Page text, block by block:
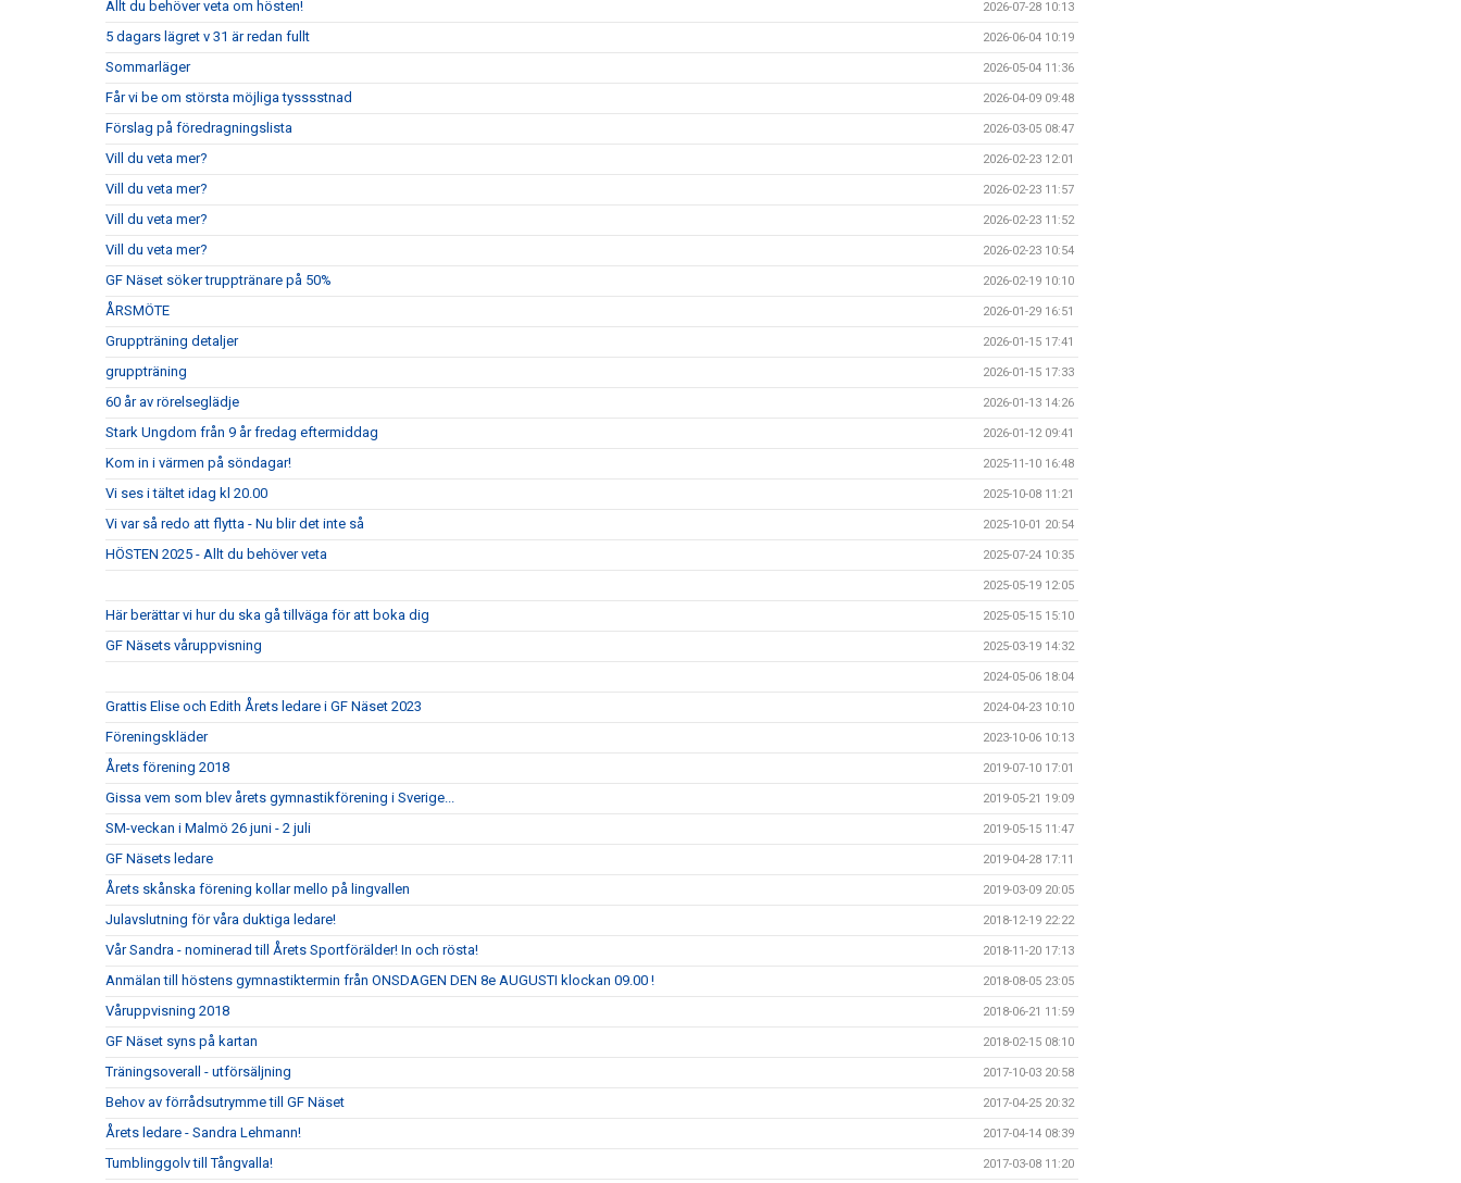
Allt du behöver veta om hösten! 2026-07-28 10:13
5 dagars lägret v 31 är redan fullt 2026-06-04 10:19
Sommarläger 2026-05-04 11:36
Får vi be om största möjliga tysssstnad 2026-04-09 09:48
Förslag på föredragningslista 2026-03-05 08:47
Vill du veta mer? 2026-02-23 12:01
Vill du veta mer? 2026-02-23 11:57
Vill du veta mer? 2026-02-23 11:52
Vill du veta mer? 2026-02-23 10:54
GF Näset söker trupptränare på 50% 2026-02-19 10:10
ÅRSMÖTE 2026-01-29 16:51
Gruppträning detaljer 2026-01-15 17:41
gruppträning 2026-01-15 17:33
60 år av rörelseglädje 2026-01-13 14:26
Stark Ungdom från 9 år fredag eftermiddag 2026-01-12 09:41
Kom in i värmen på söndagar! 2025-11-10 16:48
Vi ses i tältet idag kl 20.00 2025-10-08 11:21
Vi var så redo att flytta - Nu blir det inte så 2025-10-01 20:54
HÖSTEN 2025 - Allt du behöver veta 2025-07-24 10:35
2025-05-19 12:05
Här berättar vi hur du ska gå tillväga för att boka dig 2025-05-15 15:10
GF Näsets våruppvisning 2025-03-19 14:32
2024-05-06 18:04
Grattis Elise och Edith Årets ledare i GF Näset 2023 2024-04-23 10:10
Föreningskläder 2023-10-06 10:13
Årets förening 2018 2019-07-10 17:01
Gissa vem som blev årets gymnastikförening i Sverige... 2019-05-21 19:09
SM-veckan i Malmö 26 juni - 2 juli 2019-05-15 11:47
GF Näsets ledare 2019-04-28 17:11
Årets skånska förening kollar mello på lingvallen 2019-03-09 20:05
Julavslutning för våra duktiga ledare! 2018-12-19 22:22
Vår Sandra - nominerad till Årets Sportförälder! In och rösta! 2018-11-20 17:13
Anmälan till höstens gymnastiktermin från ONSDAGEN DEN 8e AUGUSTI klockan 09.00 ! 2018-08-05 23:05
Våruppvisning 2018 2018-06-21 11:59
GF Näset syns på kartan 2018-02-15 08:10
Träningsoverall - utförsäljning 2017-10-03 20:58
Behov av förrådsutrymme till GF Näset 2017-04-25 20:32
Årets ledare - Sandra Lehmann! 2017-04-14 08:39
Tumblinggolv till Tångvalla! 2017-03-08 11:20